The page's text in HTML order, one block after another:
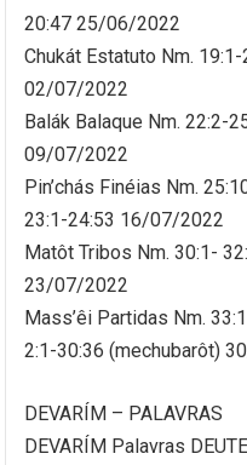
20:47 25/06/2022
Chukát Estatuto Nm.
02/07/2022
Balák Balaque Nm. 22:2-
09/07/2022
Pin’chás Finéias Nm.
23:1-24:53 16/07/2022
Matôt Tribos Nm. 30:1-
23/07/2022
Mass’êi Partidas Nm.
2:1-30:36 (mechubarôt)
DEVARÍM – PALAVRAS
DEVARÍM Palavras